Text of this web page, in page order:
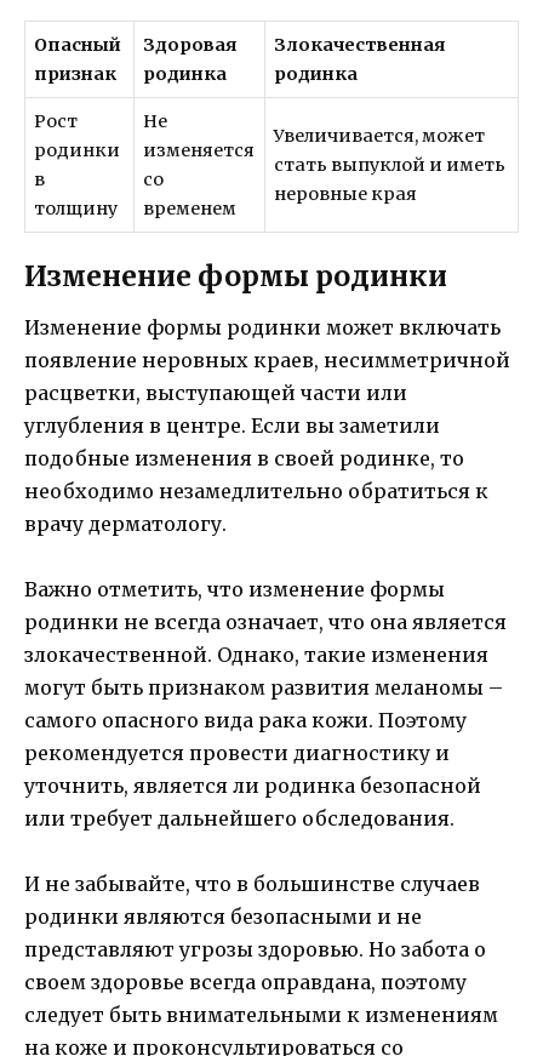
Опасный
признак
Здоровая
родинка
Злокачественная
родинка
Рост
родинки
в
толщину
Не
изменяется
со
временем
Увеличивается, может
стать выпуклой и иметь
неровные края
Изменение формы родинки
Изменение формы родинки может включать
появление неровных краев, несимметричной
расцветки, выступающей части или
углубления в центре. Если вы заметили
подобные изменения в своей родинке, то
необходимо незамедлительно обратиться к
врачу дерматологу.
Важно отметить, что изменение формы
родинки не всегда означает, что она является
злокачественной. Однако, такие изменения
могут быть признаком развития меланомы –
самого опасного вида рака кожи. Поэтому
рекомендуется провести диагностику и
уточнить, является ли родинка безопасной
или требует дальнейшего обследования.
И не забывайте, что в большинстве случаев
родинки являются безопасными и не
представляют угрозы здоровью. Но забота о
своем здоровье всегда оправдана, поэтому
следует быть внимательными к изменениям
на коже и проконсультироваться со